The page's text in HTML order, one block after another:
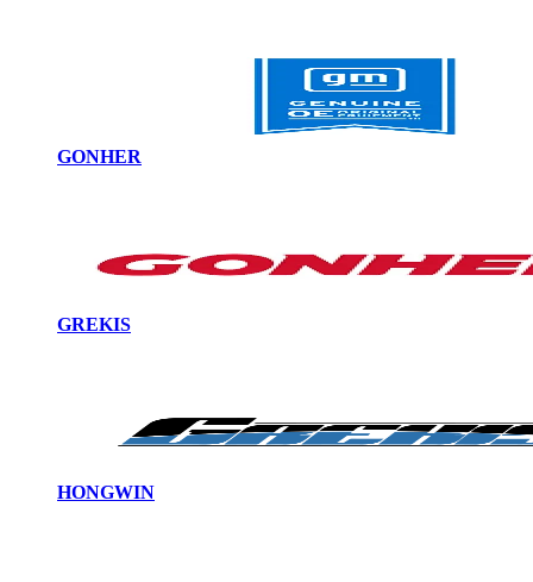
GONHER
GREKIS
HONGWIN